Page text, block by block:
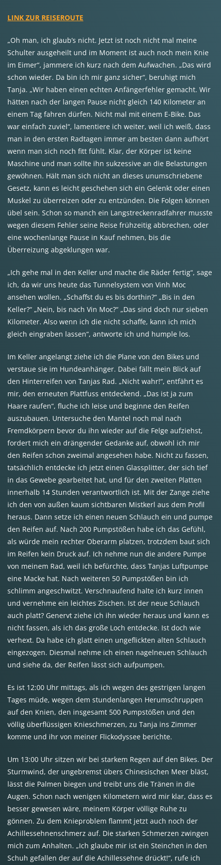
LINK ZUR REISEROUTE
„Oh man, ich glaub’s nicht. Jetzt ist noch nicht mal meine
Schulter ausgeheilt und im Moment ist auch noch mein Knie
im Eimer“, jammere ich kurz nach dem Aufwachen. „Das wird
schon wieder. Da bin ich mir ganz sicher“, beruhigt mich
Tanja. „Wir haben einen echten Anfängerfehler gemacht. Wir
hätten nach der langen Pause nicht gleich 140 Kilometer an
einem Tag fahren dürfen. Nicht mal mit einem E-Bike. Das
war einfach zuviel“, lamentiere ich weiter, weil ich weiß, dass
man in den ersten Radtagen immer am besten dann aufhört
wenn man sich noch fitt fühlt. Klar, der Körper ist keine
Maschine und man sollte ihn sukzessive an die Belastungen
gewöhnen. Hält man sich nicht an dieses unumschriebene
Gesetz, kann es leicht geschehen sich ein Gelenkt oder einen
Muskel zu überreizen oder zu entzünden. Die Folgen können
übel sein. Schon so manch ein Langstreckenradfahrer musste
wegen diesem Fehler seine Reise frühzeitig abbrechen, oder
eine wochenlange Pause in Kauf nehmen, bis die
Überreizung abgeklungen war.
„Ich gehe mal in den Keller und mache die Räder fertig“, sage
ich, da wir uns heute das Tunnelsystem von Vinh Moc
ansehen wollen. „Schaffst du es bis dorthin?“ „Bis in den
Keller?“ „Nein, bis nach Vin Moc?“ „Das sind doch nur sieben
Kilometer. Also wenn ich die nicht schaffe, kann ich mich
gleich eingraben lassen“, antworte ich und humple los.
Im Keller angelangt ziehe ich die Plane von den Bikes und
verstaue sie im Hundeanhänger. Dabei fällt mein Blick auf
den Hinterreifen von Tanjas Rad. „Nicht wahr!“, entfährt es
mir, den erneuten Plattfuss entdeckend. „Das ist ja zum
Haare raufen“, fluche ich leise und beginne den Reifen
auszubauen. Untersuche den Mantel noch mal nach
Fremdkörpern bevor du ihn wieder auf die Felge aufziehst,
fordert mich ein drängender Gedanke auf, obwohl ich mir
den Reifen schon zweimal angesehen habe. Nicht zu fassen,
tatsächlich entdecke ich jetzt einen Glassplitter, der sich tief
in das Gewebe gearbeitet hat, und für den zweiten Platten
innerhalb 14 Stunden verantwortlich ist. Mit der Zange ziehe
ich den von außen kaum sichtbaren Mistkerl aus dem Profil
heraus. Dann setze ich einen neuen Schlauch ein und pumpe
den Reifen auf. Nach 200 Pumpstößen habe ich das Gefühl,
als würde mein rechter Oberarm platzen, trotzdem baut sich
im Reifen kein Druck auf. Ich nehme nun die andere Pumpe
von meinem Rad, weil ich befürchte, dass Tanjas Luftpumpe
eine Macke hat. Nach weiteren 50 Pumpstößen bin ich
schlimm angeschwitzt. Verschnaufend halte ich kurz innen
und vernehme ein leichtes Zischen. Ist der neue Schlauch
auch platt? Genervt ziehe ich ihn wieder heraus und kann es
nicht fassen, als ich das große Loch entdecke. Ist doch wie
verhext. Da habe ich glatt einen ungeflickten alten Schlauch
eingezogen. Diesmal nehme ich einen nagelneuen Schlauch
und siehe da, der Reifen lässt sich aufpumpen.
Es ist 12:00 Uhr mittags, als ich wegen des gestrigen langen
Tages müde, wegen dem stundenlangen Herumschruppen
auf den Knien, den insgesamt 500 Pumpstößen und den
völlig überflüssigen Knieschmerzen, zu Tanja ins Zimmer
komme und ihr von meiner Flickodyssee berichte.
Um 13:00 Uhr sitzen wir bei starkem Regen auf den Bikes. Der
Sturmwind, der ungebremst übers Chinesischen Meer bläst,
lässt die Palmen biegen und treibt uns die Tränen in die
Augen. Schon nach wenigen Kilometern wird mir klar, dass es
besser gewesen wäre, meinem Körper völlige Ruhe zu
gönnen. Zu dem Knieproblem flammt jetzt auch noch der
Achillessehnenschmerz auf. Die starken Schmerzen zwingen
mich zum Anhalten. „Ich glaube mir ist ein Steinchen in den
Schuh gefallen der auf die Achillessehne drückt!“, rufe ich